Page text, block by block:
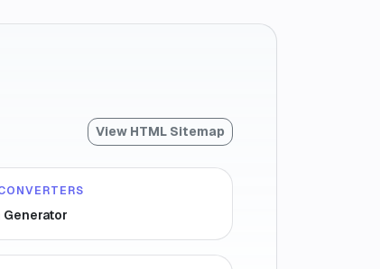
View HTML Sitemap
Generator